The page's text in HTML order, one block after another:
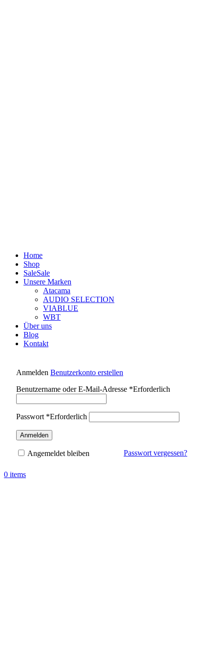
Home
Shop
SaleSale
Unsere Marken
Atacama
AUDIO SELECTION
VIABLUE
WBT
Über uns
Blog
Kontakt
Anmelden Benutzerkonto erstellen
Benutzername oder E-Mail-Adresse *Erforderlich
Passwort *Erforderlich
Anmelden
Passwort vergessen?
Angemeldet bleiben
0 items